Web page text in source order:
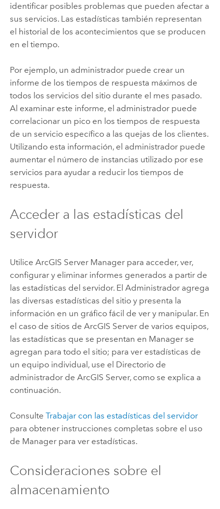
identificar posibles problemas que pueden afectar a
sus servicios. Las estadísticas también representan
el historial de los acontecimientos que se producen
en el tiempo.
Por ejemplo, un administrador puede crear un
informe de los tiempos de respuesta máximos de
todos los servicios del sitio durante el mes pasado.
Al examinar este informe, el administrador puede
correlacionar un pico en los tiempos de respuesta
de un servicio específico a las quejas de los clientes.
Utilizando esta información, el administrador puede
aumentar el número de instancias utilizado por ese
servicios para ayudar a reducir los tiempos de
respuesta.
Acceder a las estadísticas del
servidor
Utilice ArcGIS ServerManager para acceder, ver,
configurar y eliminar informes generados a partir de
las estadísticas del servidor. El Administrador agrega
las diversas estadísticas del sitio y presenta la
información en un gráfico fácil de ver y manipular. En
el caso de sitios de ArcGIS Serverde varios equipos,
las estadísticas que se presentan en Manager se
agregan para todo el sitio; para ver estadísticas de
un equipo individual, use el Directorio de
administrador de ArcGIS Server, como se explica a
continuación.
Consulte Trabajar con las estadísticas del servidor
para obtener instrucciones completas sobre el uso
de Manager para ver estadísticas.
Consideraciones sobre el
almacenamiento